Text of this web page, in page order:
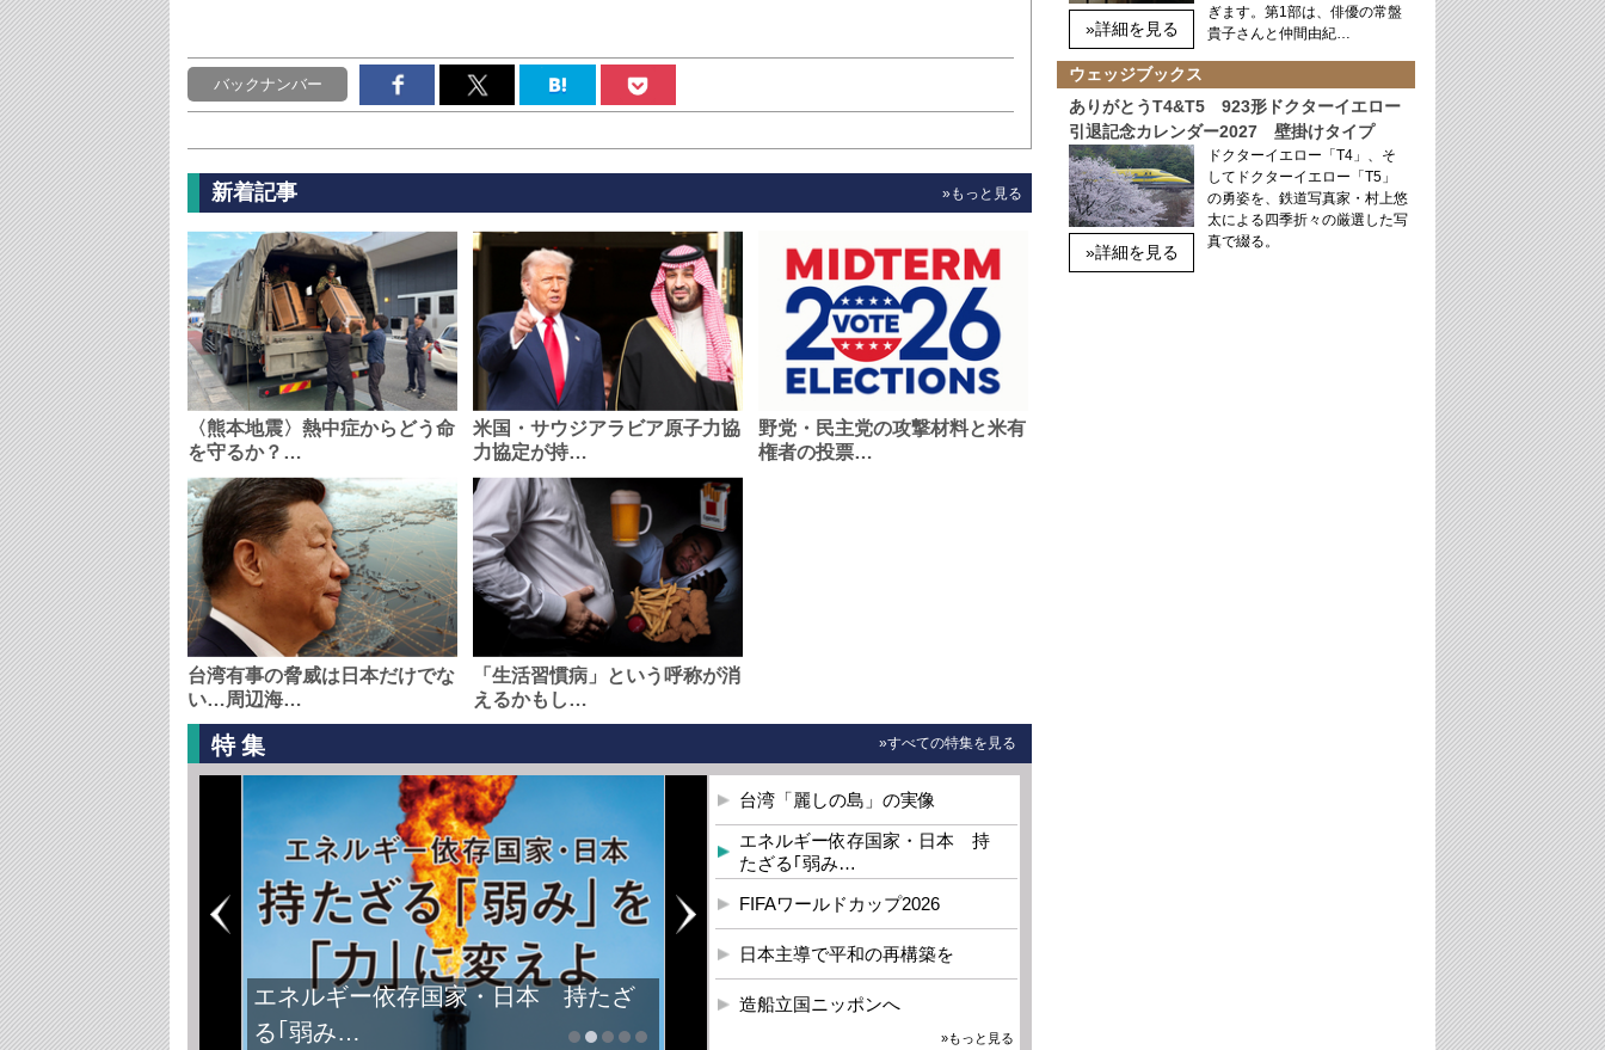
バックナンバー
新着記事 »もっと見る
〈熊本地震〉熱中症からどう命
を守るか？…
米国・サウジアラビア原子力協
力協定が持…
野党・民主党の攻撃材料と米有
権者の投票…
台湾有事の脅威は日本だけでな
い…周辺海…
「生活習慣病」という呼称が消
えるかもし…
特集 »すべての特集を見る
エネルギー依存国家・日本 持たざ
る｢弱み…
台湾「麗しの島」の実像
エネルギー依存国家・日本 持
たざる｢弱み…
FIFAワールドカップ2026
日本主導で平和の再構築を
造船立国ニッポンへ
»もっと見る
»詳細を見る
ぎます。第1部は、俳優の常盤
貴子さんと仲間由紀…
ウェッジブックス
ありがとうT4&T5 923形ドクターイエロー
引退記念カレンダー2027 壁掛けタイプ
»詳細を見る
ドクターイエロー「T4」、そ
してドクターイエロー「T5」
の勇姿を、鉄道写真家・村上悠
太による四季折々の厳選した写
真で綴る。